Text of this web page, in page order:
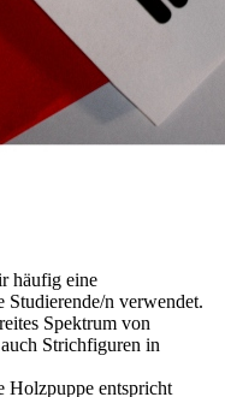
häufig eine
n verwendet.
Spektrum von
Strichfiguren in
Holzpuppe entspricht